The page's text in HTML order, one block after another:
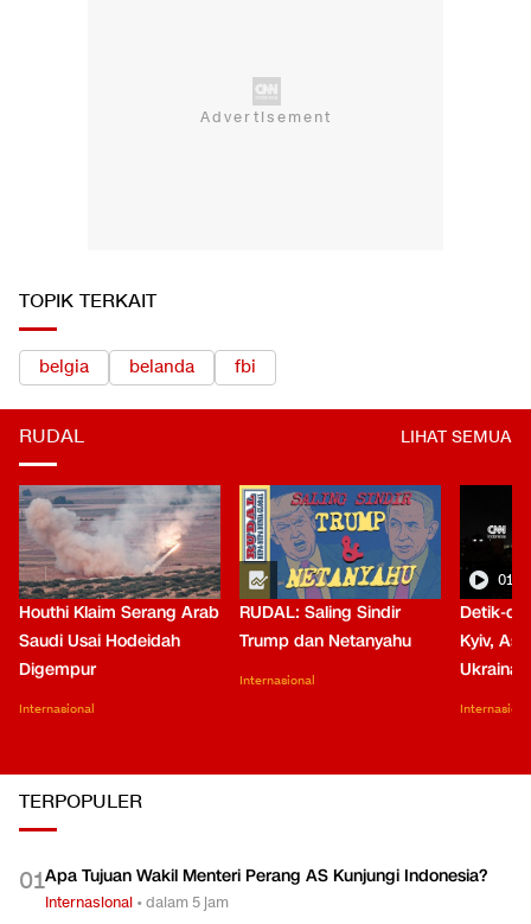
TOPIK TERKAIT
belgia belanda fbi
RUDAL LIHAT SEMUA
Houthi Klaim Serang Arab
Saudi Usai Hodeidah
Digempur
Internasional
RUDAL: Saling Sindir
Trump dan Netanyahu
Internasional
Detik-
Kyiv,
Ukraina
TERPOPULER
01Apa Tujuan Wakil Menteri Perang AS Kunjungi Indonesia?
Internasional •dalam 5 jam